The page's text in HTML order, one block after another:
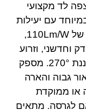
לד מקצועי
עם יעילות
אורית של 110Lm/W,
וחדשני, וזרוע
מתכווננת 270°. מספק
גבוה והארה
או ממוקדת
לגרסה. מתאים